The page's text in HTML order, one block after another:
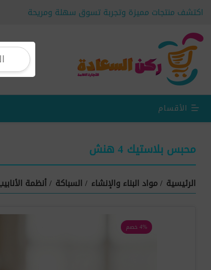
اكتشف منتجات مميزة وتجربة تسوق سهلة ومريحة
الأقسام
محبس بلاستيك 4 هنش
الرئيسية /مواد البناء والإنشاء /السباكة /أنظمة
4% خصم